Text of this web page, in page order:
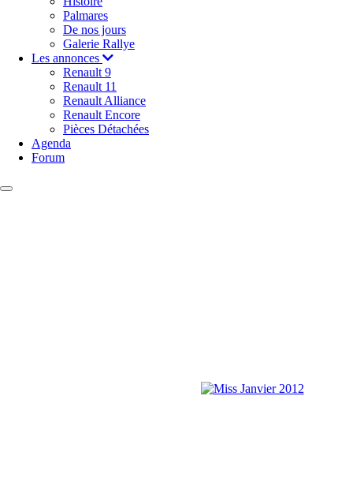
Palmares
De nos jours
Galerie Rallye
Les annonces
Renault 9
Renault 11
Renault Alliance
Renault Encore
Pièces Détachées
Agenda
Forum